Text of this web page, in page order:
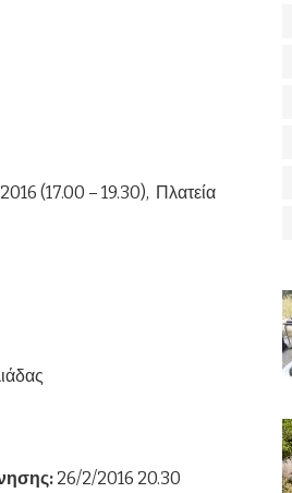
(17.00 – 19.30), Πλατεία
26/2/2016 20.30